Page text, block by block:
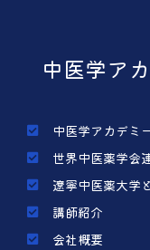
中医学ア
中医学アカデミ
世界中医薬学会
遼寧中医薬大学
講師紹介
会社概要